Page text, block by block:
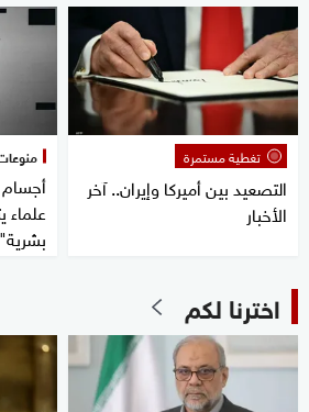
تغطية مستمرة
التصعيد بين أميركا وإيران.. آخر
الأخبار
بشرية"
اخترنا لكم